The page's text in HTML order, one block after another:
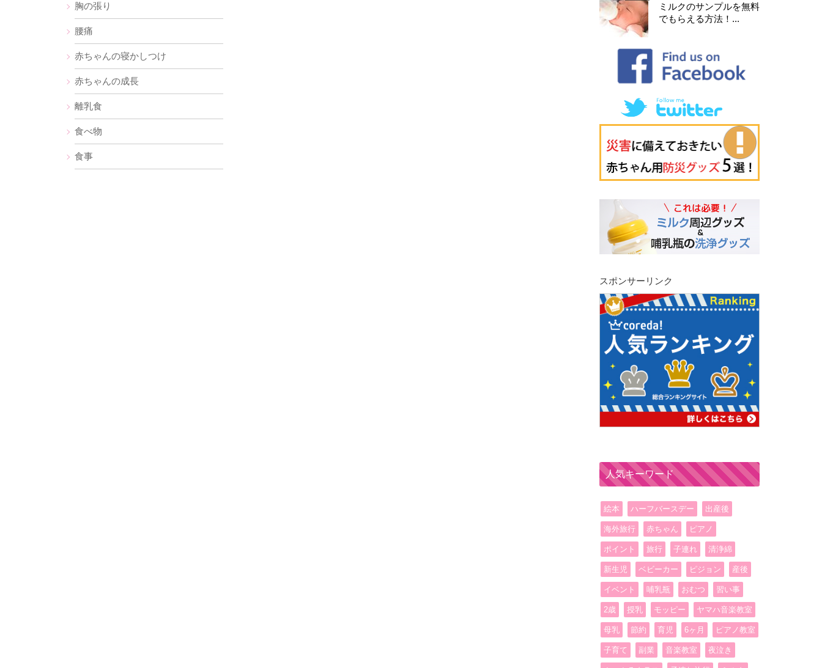
胸の張り
腰痛
赤ちゃんの寝かしつけ
赤ちゃんの成長
離乳食
食べ物
食事
ミルクのサンプルを無料
でもらえる方法！...
スポンサーリンク
人気キーワード
絵本 ハーフバースデー 出産後
海外旅行 赤ちゃん ピアノ
ポイント 旅行 子連れ 清浄綿
新生児 ベビーカー ピジョン 産後
イベント 哺乳瓶 おむつ 習い事
2歳 授乳 モッピー ヤマハ音楽教室
母乳 節約 育児 6ヶ月 ピアノ教室
子育て 副業 音楽教室 夜泣き